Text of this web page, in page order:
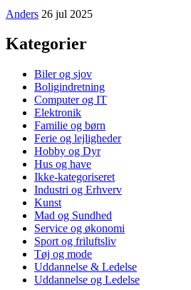
Anders 26 jul 2025
Kategorier
Biler og sjov
Boligindretning
Computer og IT
Elektronik
Familie og børn
Ferie og lejligheder
Hobby og Dyr
Hus og have
Ikke-kategoriseret
Industri og Erhverv
Kunst
Mad og Sundhed
Service og økonomi
Sport og friluftsliv
Tøj og mode
Uddannelse & Ledelse
Uddannelse og Ledelse